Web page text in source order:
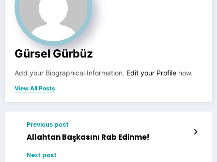
Gürsel Gürbüz
Add your Biographical Information. Edit your Profile now.
View All Posts
Previous post
Allahtan Başkasını Rab Edinme!
Next post